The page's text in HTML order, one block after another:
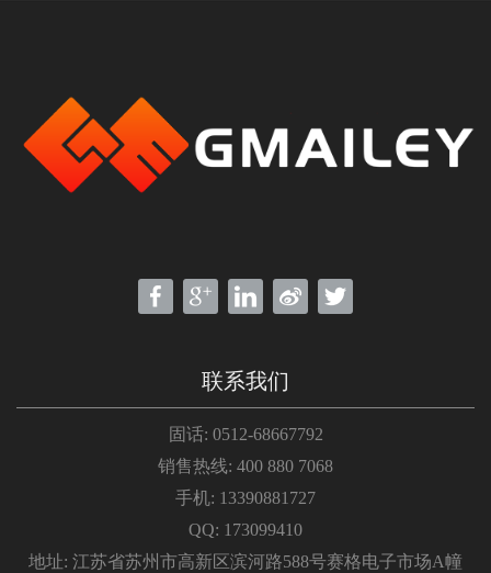
联系我们
固话: 0512-68667792
销售热线: 400 880 7068
手机: 13390881727
QQ: 173099410
地址: 江苏省苏州市高新区滨河路588号赛格电子市场A幢